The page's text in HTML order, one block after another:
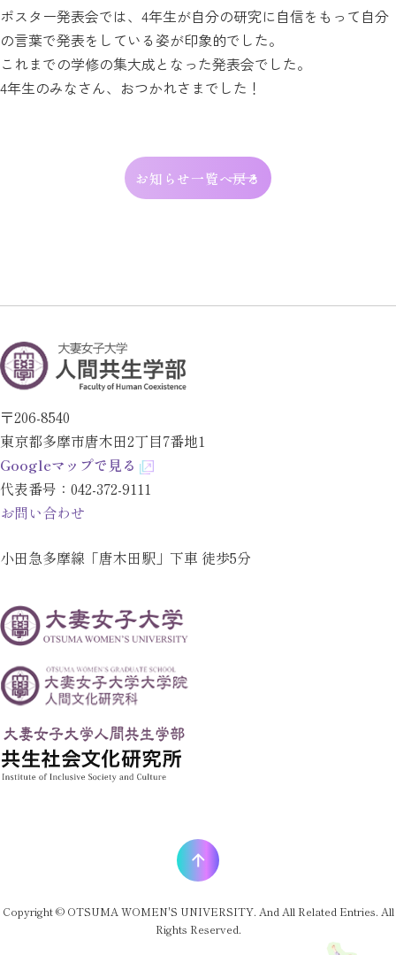
ポスター発表会では、4年生が自分の研究に自信をもって自分
の言葉で発表をしている姿が印象的でした。
これまでの学修の集大成となった発表会でした。
4年生のみなさん、おつかれさまでした！
お知らせ一覧へ戻る
〒206-8540
東京都多摩市唐木田2丁目7番地1
Googleマップで見る
代表番号： 042-372-9111
お問い合わせ
小田急多摩線「唐木田駅」下車 徒歩5分
Copyright © OTSUMA WOMEN'S UNIVERSITY. And All Related Entries. All
Rights Reserved.